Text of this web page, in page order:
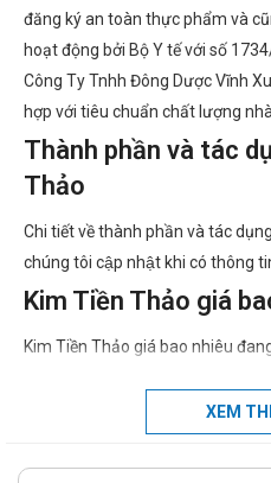
đăng ký an toàn thực phẩm và
hoạt động bởi Bộ Y tế với số
Công Ty Tnhh Đông Dược Vĩnh
hợp với tiêu chuẩn chất lượng
Thành phần và tác
Thảo
Chi tiết về thành phần và tác
chúng tôi cập nhật khi có thông
Kim Tiền Thảo giá
Kim Tiền Thảo giá bao nhiêu
thời điểm mua. Vì vậy, để biết giá
khách hàng vui lòng liên hệ
Call/Zalo: hotline để được tư vấn
XEM